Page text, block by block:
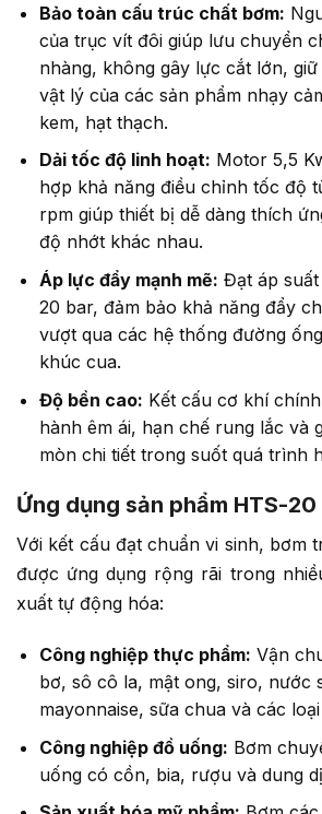
Bảo toàn cấu trúc chất bơm:
của trục vít đôi giúp lưu chuyển
nhàng, không gây lực cắt lớn,
vật lý của các sản phẩm nhạy
kem, hạt thạch.
Dải tốc độ linh hoạt: Motor 5,5
hợp khả năng điều chỉnh tốc độ
rpm giúp thiết bị dễ dàng thích
độ nhớt khác nhau.
Áp lực đẩy mạnh mẽ: Đạt áp
20 bar, đảm bảo khả năng đẩy
vượt qua các hệ thống đường
khúc cua.
Độ bền cao: Kết cấu cơ khí
hành êm ái, hạn chế rung lắc và
mòn chi tiết trong suốt quá trình
Ứng dụng sản phẩm HTS-20
Với kết cấu đạt chuẩn vi sinh, bơm
được ứng dụng rộng rãi trong
xuất tự động hóa:
Công nghiệp thực phẩm: Vận
bơ, sô cô la, mật ong, siro, nước
mayonnaise, sữa chua và các
Công nghiệp đồ uống: Bơm
uống có cồn, bia, rượu và dung